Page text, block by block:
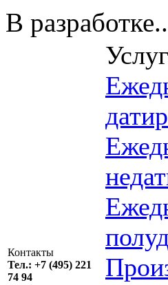
В
Контакты
Тел.: +7 (495) 221
74 94